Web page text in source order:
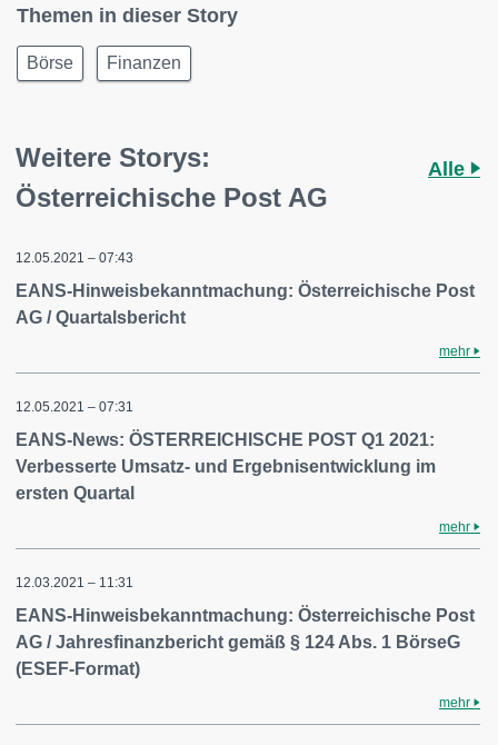
Themen in dieser Story
Börse Finanzen
Weitere Storys:
Österreichische Post AG
Alle
12.05.2021 – 07:43
EANS-Hinweisbekanntmachung: Österreichische Post
AG / Quartalsbericht
mehr
12.05.2021 – 07:31
EANS-News: ÖSTERREICHISCHE POST Q1 2021:
Verbesserte Umsatz- und Ergebnisentwicklung im
ersten Quartal
mehr
12.03.2021 – 11:31
EANS-Hinweisbekanntmachung: Österreichische Post
AG / Jahresfinanzbericht gemäß § 124 Abs. 1 BörseG
(ESEF-Format)
mehr